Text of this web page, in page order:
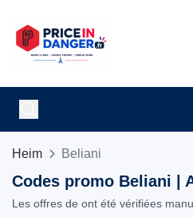
Heim Beliani
Codes promo Beliani |
Les offres de ont été vérifiées